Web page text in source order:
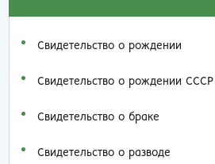
Свидетельство о рождении
Свидетельство о рождении СССР
Свидетельство о браке
Свидетельство о разводе